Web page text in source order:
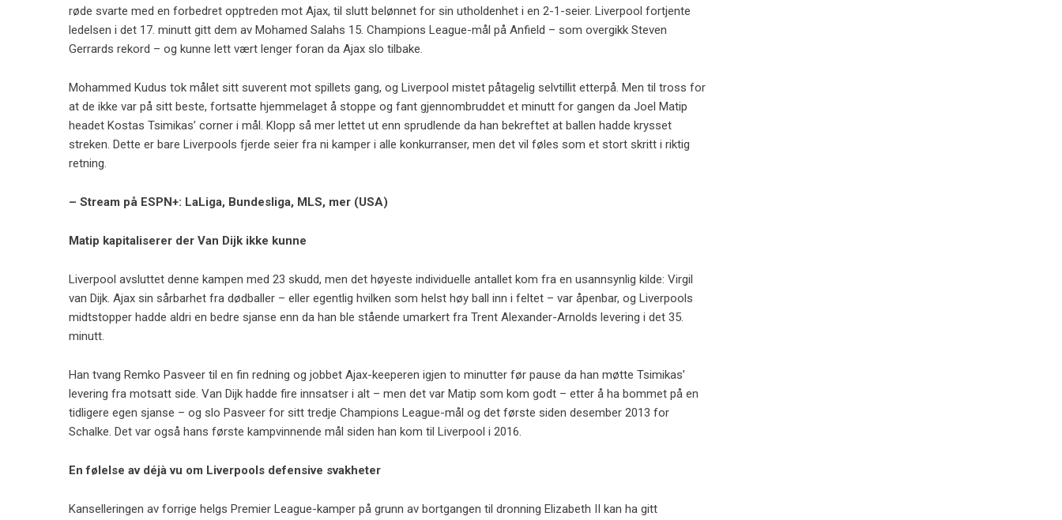
røde svarte med en forbedret opptreden mot Ajax, til slutt belønnet for sin utholdenhet i en 2-1-seier. Liverpool fortjente
ledelsen i det 17. minutt gitt dem av Mohamed Salahs 15. Champions League-mål på Anfield – som overgikk Steven
Gerrards rekord – og kunne lett vært lenger foran da Ajax slo tilbake.
Mohammed Kudus tok målet sitt suverent mot spillets gang, og Liverpool mistet påtagelig selvtillit etterpå. Men til tross for
at de ikke var på sitt beste, fortsatte hjemmelaget å stoppe og fant gjennombruddet et minutt for gangen da Joel Matip
headet Kostas Tsimikas’ corner i mål. Klopp så mer lettet ut enn sprudlende da han bekreftet at ballen hadde krysset
streken. Dette er bare Liverpools fjerde seier fra ni kamper i alle konkurranser, men det vil føles som et stort skritt i riktig
retning.
– Stream på ESPN+: LaLiga, Bundesliga, MLS, mer (USA)
Matip kapitaliserer der Van Dijk ikke kunne
Liverpool avsluttet denne kampen med 23 skudd, men det høyeste individuelle antallet kom fra en usannsynlig kilde: Virgil
van Dijk. Ajax sin sårbarhet fra dødballer – eller egentlig hvilken som helst høy ball inn i feltet – var åpenbar, og Liverpools
midtstopper hadde aldri en bedre sjanse enn da han ble stående umarkert fra Trent Alexander-Arnolds levering i det 35.
minutt.
Han tvang Remko Pasveer til en fin redning og jobbet Ajax-keeperen igjen to minutter før pause da han møtte Tsimikas’
levering fra motsatt side. Van Dijk hadde fire innsatser i alt – men det var Matip som kom godt – etter å ha bommet på en
tidligere egen sjanse – og slo Pasveer for sitt tredje Champions League-mål og det første siden desember 2013 for
Schalke. Det var også hans første kampvinnende mål siden han kom til Liverpool i 2016.
En følelse av déjà vu om Liverpools defensive svakheter
Kanselleringen av forrige helgs Premier League-kamper på grunn av bortgangen til dronning Elizabeth II kan ha gitt